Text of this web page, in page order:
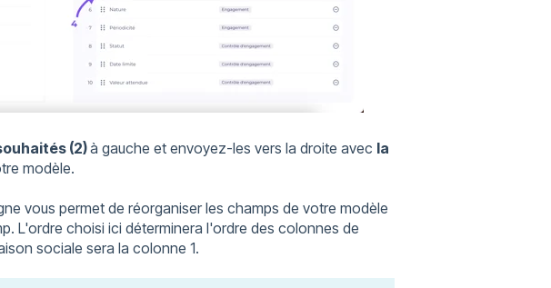
(2)à gauche et envoyez-les vers la droite avec la
modèle.
vous permet de réorganiser les champs de votre modèle
L'ordre choisi ici déterminera l'ordre des colonnes de
sociale sera la colonne 1.